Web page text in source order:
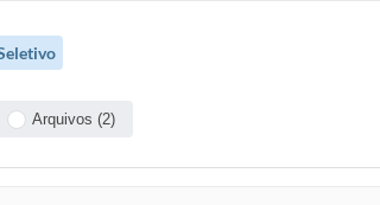
Arquivos (2)